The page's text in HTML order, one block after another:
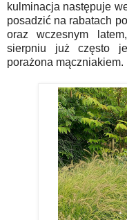
kulminacja następuje
posadzić na rabatach
oraz wczesnym
sierpniu już często
porażona mączniakiem.